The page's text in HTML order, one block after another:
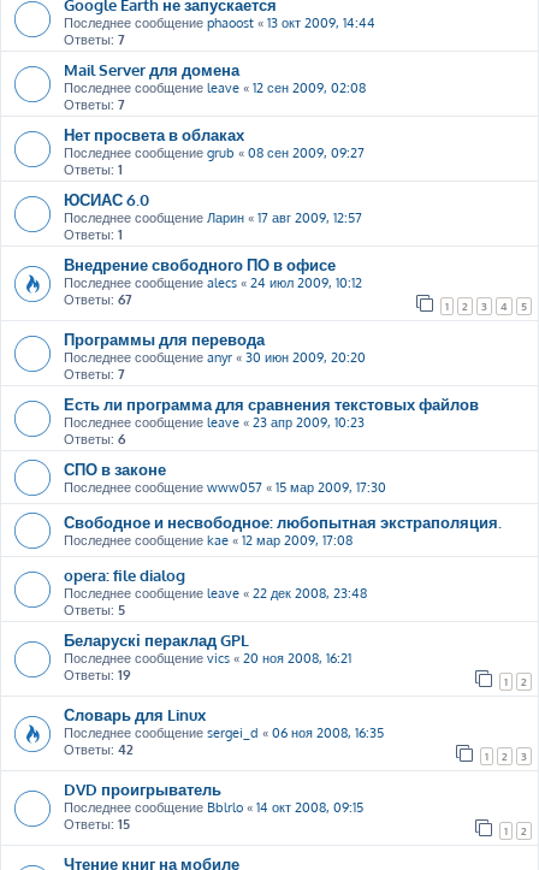
Google Earth не запускается
Последнее сообщение phaoost « 13 окт 2009, 14:44
Ответы: 7
Mail Server для домена
Последнее сообщение leave « 12 сен 2009, 02:08
Ответы: 7
Нет просвета в облаках
Последнее сообщение grub « 08 сен 2009, 09:27
Ответы: 1
ЮСИАС 6.0
Последнее сообщение Ларин « 17 авг 2009, 12:57
Ответы: 1
Внедрение свободного ПО в офисе
Последнее сообщение alecs « 24 июл 2009, 10:12
Ответы: 67 1 2 3 4 5
Программы для перевода
Последнее сообщение anyr « 30 июн 2009, 20:20
Ответы: 7
Есть ли программа для сравнения текстовых файлов
Последнее сообщение leave « 23 апр 2009, 10:23
Ответы: 6
СПО в законе
Последнее сообщение www057 « 15 мар 2009, 17:30
Свободное и несвободное: любопытная экстраполяция.
Последнее сообщение kae « 12 мар 2009, 17:08
opera: file dialog
Последнее сообщение leave « 22 дек 2008, 23:48
Ответы: 5
Беларускі пераклад GPL
Последнее сообщение vics « 20 ноя 2008, 16:21
Ответы: 19 1 2
Словарь для Linux
Последнее сообщение sergei_d « 06 ноя 2008, 16:35
Ответы: 42 1 2 3
DVD проигрыватель
Последнее сообщение Bblrlo « 14 окт 2008, 09:15
Ответы: 15 1 2
Чтение книг на мобиле